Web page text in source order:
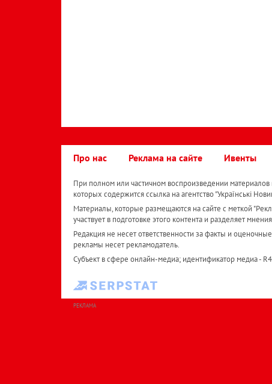
Про нас Реклама на сайте Ивенты
При полном или частичном воспроизведении
которых содержится ссылка на агентство "Українськi
Материалы, которые размещаются на сайте с меткой
участвует в подготовке этого контента и разделяет
Редакция не несет ответственности за факты и
рекламы несет рекламодатель.
Субъект в сфере онлайн-медиа; идентификатор медиа -
РЕКЛАМА